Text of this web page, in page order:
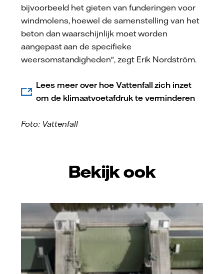
bijvoorbeeld het gieten van funderingen voor
windmolens, hoewel de samenstelling van het
beton dan waarschijnlijk moet worden
aangepast aan de specifieke
weersomstandigheden", zegt Erik Nordström.
Lees meer over hoe Vattenfall zich inzet
om de klimaatvoetafdruk te verminderen
Foto: Vattenfall
Bekijk ook
Vattenfall/Felix Odell